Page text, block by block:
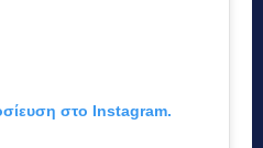
στο Instagram.